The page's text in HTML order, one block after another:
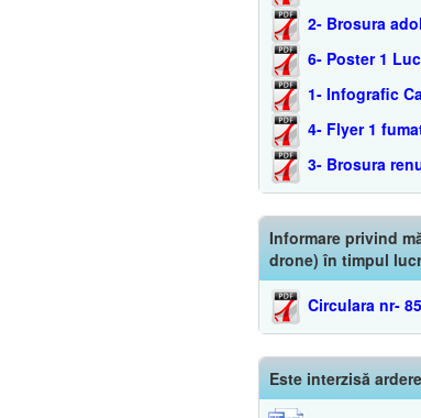
2- Brosura
6- Poster 1
1- Infografic
4- Flyer 1
3- Brosura
Informare privind
drone) în timpul
Circulara nr-
Este interzisă